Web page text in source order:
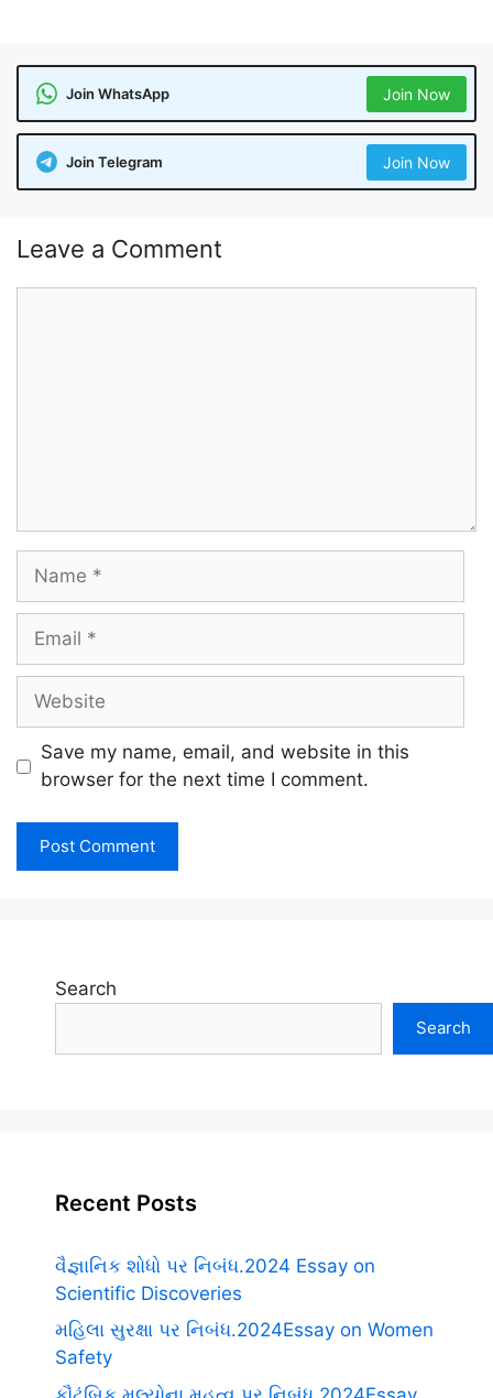
Join WhatsApp Join Now
Join Telegram Join Now
Leave a Comment
Name
Email
Website
Save my name, email, and website in this
browser for the next time I comment.
Search
Search
Recent Posts
વૈજ્ઞાનિક શોધો પર નિબંધ.2024 Essay on
Scientific Discoveries
મહિલા સુરક્ષા પર નિબંધ.2024Essay on Women
Safety